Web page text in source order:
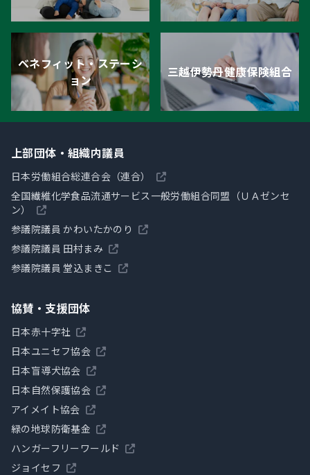
ベネフィット・ステーシ
ョン
三越伊勢丹健康保険組合
上部団体・組織内議員
日本労働組合総連合会（連合）
全国繊維化学食品流通サービス一般労働組合同盟（ＵＡゼンセ
ン）
参議院議員 かわいたかのり
参議院議員 田村まみ
参議院議員 堂込まきこ
協賛・支援団体
日本赤十字社
日本ユニセフ協会
日本盲導犬協会
日本自然保護協会
アイメイト協会
緑の地球防衛基金
ハンガーフリーワールド
ジョイセフ